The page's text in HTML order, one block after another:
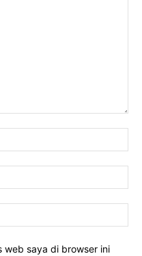
web saya di browser ini